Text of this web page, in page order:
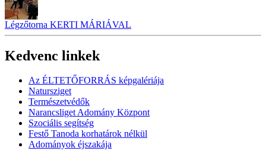
Légzőtorna KERTI MÁRIÁVAL
Kedvenc linkek
Az ÉLTETŐFORRÁS képgalériája
Natursziget
Természetvédők
Narancsliget Adomány Központ
Szociális segítség
Festő Tanoda korhatárok nélkül
Adományok éjszakája